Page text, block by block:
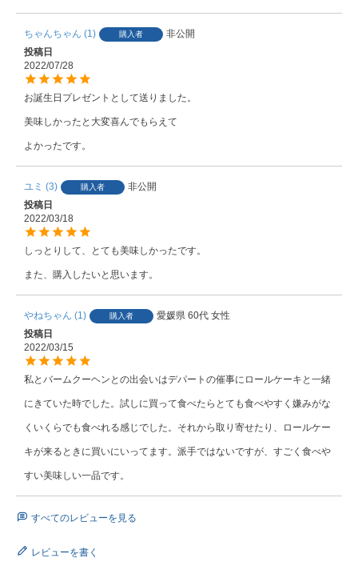
ちゃんちゃん 1 購入者
非公開
投稿日
2022/07/28
お誕生日プレゼントとして送りました。
美味しかったと大変喜んでもらえて
ユミ 3 購入者
非公開
投稿日
2022/03/18
しっとりして、とても美味しかったです。
また、購入したいと思います。
やねちゃん 1 購入者 愛媛県 60代 女性
投稿日
2022/03/15
私とバームクーヘンとの出会いはデパートの催事にロールケーキと一緒
にきていた時でした。試しに買って食べたらとても食べやすく嫌みがな
くいくらでも食べれる感じでした。それから取り寄せたり、ロールケー
キが来るときに買いにいってます。派手ではないですが、すごく食べや
すい美味しい一品です。
すべてのレビューを見る
レビューを書く